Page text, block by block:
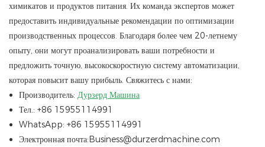
химикатов и продуктов питания. Их команда экспертов может
предоставить индивидуальные рекомендации по оптимизации
производственных процессов. Благодаря более чем 20-летнему
опыту, они могут проанализировать ваши потребности и
предложить точную, высокоскоростную систему автоматизации,
которая повысит вашу прибыль. Свяжитесь с нами:
Производитель: Дурзерд Машина
Тел.: +86 15955114991
WhatsApp: +86 15955114991
Электронная почта:Business@durzerdmachine.com